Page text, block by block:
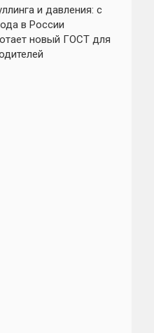
и давления: с
в России
новый ГОСТ для